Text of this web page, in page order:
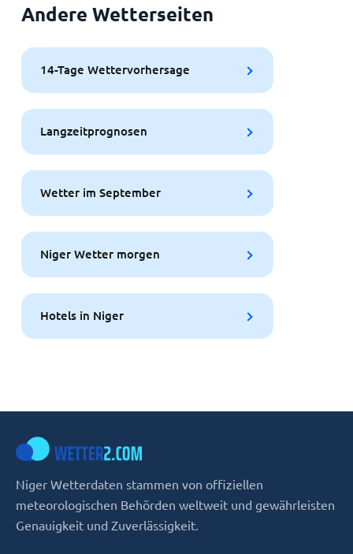
Andere Wetterseiten
14-Tage Wettervorhersage
Langzeitprognosen
Wetter im September
Niger Wetter morgen
Hotels in Niger
Niger Wetterdaten stammen von offiziellen
meteorologischen Behörden weltweit und gewährleisten
Genauigkeit und Zuverlässigkeit.